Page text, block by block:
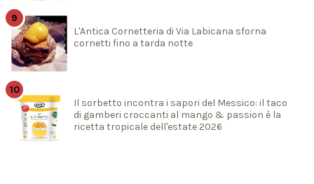
L'Antica Cornetteria di Via Labicana sforna
cornetti fino a tarda notte
Il sorbetto incontra i sapori del Messico: il taco
di gamberi croccanti al mango & passion è la
ricetta tropicale dell'estate 2026